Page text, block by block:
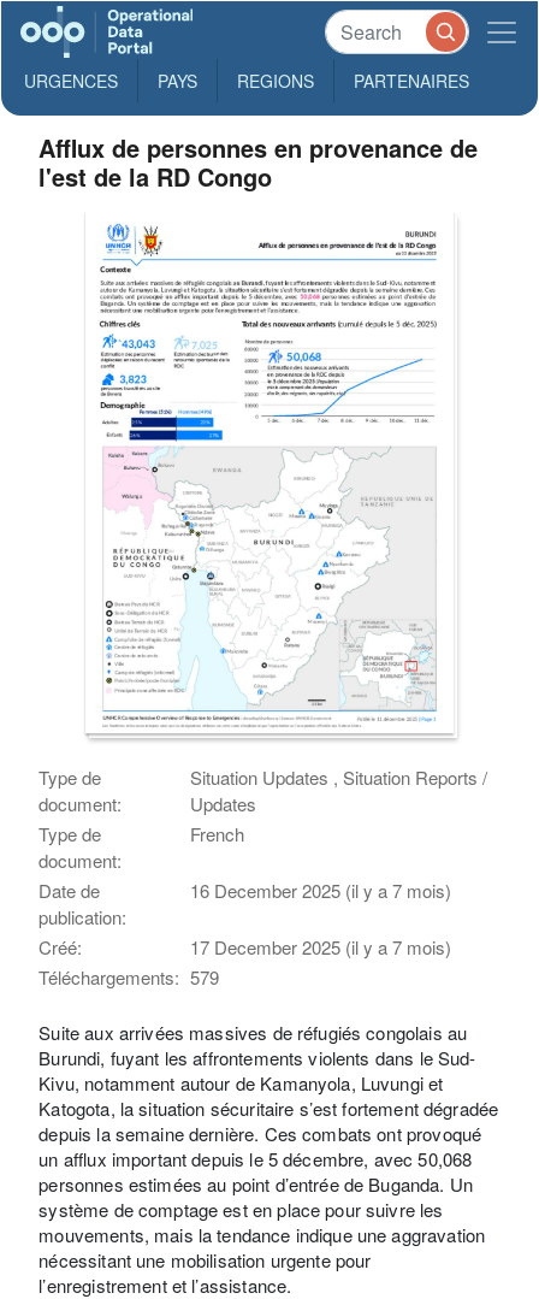
URGENCES PAYS REGIONS PARTENAIRES
Afflux de personnes en provenance de
l'est de la RD Congo
Type de
document:
Situation Updates , Situation Reports /
Updates
Type de
document:
French
Date de
publication:
16 December 2025 (il y a 7 mois)
Créé:
17 December 2025 (il y a 7 mois)
Téléchargements: 579
Suite aux arrivées massives de réfugiés congolais au
Burundi, fuyant les affrontements violents dans le Sud-
Kivu, notamment autour de Kamanyola, Luvungi et
Katogota, la situation sécuritaire s’est fortement dégradée
depuis la semaine dernière. Ces combats ont provoqué
un afflux important depuis le 5 décembre, avec 50,068
personnes estimées au point d’entrée de Buganda. Un
système de comptage est en place pour suivre les
mouvements, mais la tendance indique une aggravation
nécessitant une mobilisation urgente pour
l’enregistrement et l’assistance.